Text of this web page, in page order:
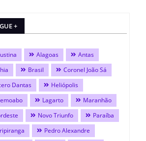
+
Alagoas
Antas
Brasil
Coronel João Sá
Dantas
Heliópolis
Lagarto
Maranhão
Novo Triunfo
Paraíba
Pedro Alexandre